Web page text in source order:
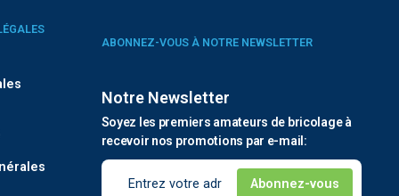
ABONNEZ-VOUS À NOTRE NEWSLETTER
Notre Newsletter
Soyez les premiers amateurs de bricolage à
recevoir nos promotions par e-mail: